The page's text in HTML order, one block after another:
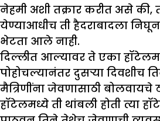
नेहमी अशी तक्रार करीत असे की,
येण्याआधीच ती हैदराबादला
भेटता आले नाही.
दिल्लीत आल्यावर ते एका
पोहोचल्यानंतर दुसऱ्या दिवशीच
मैत्रिणींना जेवणासाठी बोलवायचे
हॉटेलमध्ये ती थांबली होती त्या